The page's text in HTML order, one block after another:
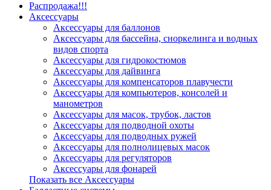
Распродажа!!!
Аксессуары
Аксессуары для баллонов
Аксессуары для бассейна, сноркелинга и водных
видов спорта
Аксессуары для гидрокостюмов
Аксессуары для дайвинга
Аксессуары для компенсаторов плавучести
Аксессуары для компьютеров, консолей и
манометров
Аксессуары для масок, трубок, ластов
Аксессуары для подводной охоты
Аксессуары для подводных ружей
Аксессуары для полнолицевых масок
Аксессуары для регуляторов
Аксессуары для фонарей
Показать все Аксессуары